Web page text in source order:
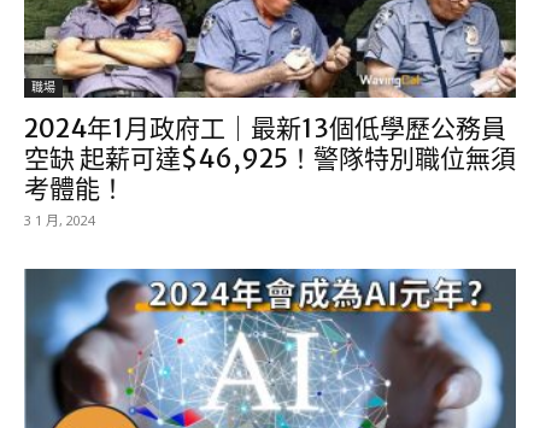
職場
2024年1月政府工｜最新13個低學歷公務員
空缺 起薪可達$46,925！警隊特別職位無須
考體能！
3 1 月, 2024